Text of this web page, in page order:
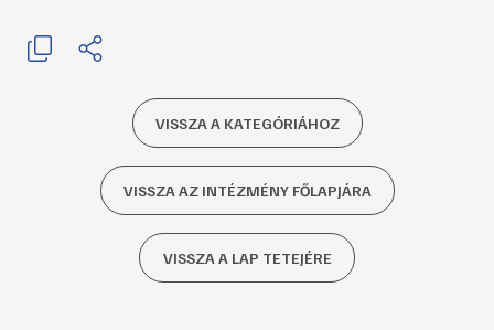
VISSZA A KATEGÓRIÁHOZ
VISSZA AZ INTÉZMÉNY FŐLAPJÁRA
VISSZA A LAP TETEJÉRE